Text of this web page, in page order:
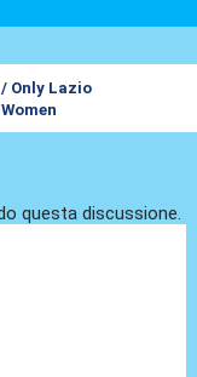
Only Lazio
questa discussione.